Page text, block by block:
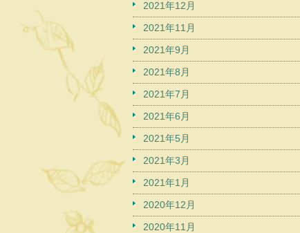
2021年12月
2021年11月
2021年9月
2021年8月
2021年7月
2021年6月
2021年5月
2021年3月
2021年1月
2020年12月
2020年11月